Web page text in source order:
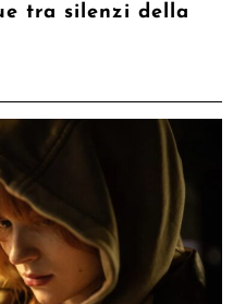
tra silenzi della